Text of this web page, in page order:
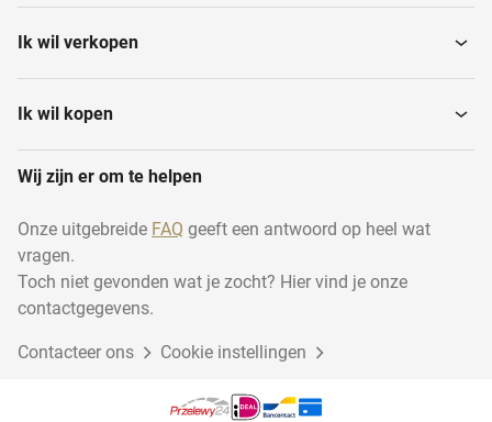
Ik wil verkopen
Ik wil kopen
Wij zijn er om te helpen
Onze uitgebreide FAQ geeft een antwoord op heel wat
vragen.
Toch niet gevonden wat je zocht? Hier vind je onze
contactgegevens.
Contacteer ons Cookie instellingen